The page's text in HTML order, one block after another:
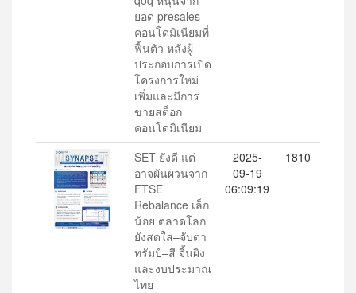
ยอด presales
คอนโดมิเนียมที่
ฟื้นตัว หลังผู้
ประกอบการเปิด
โครงการใหม่
เพิ่มและมีการ
ขายสต็อก
คอนโดมิเนียม
SET ยังดี แต่
อาจผันผวนจาก
FTSE
Rebalance เล็ก
น้อย ตลาดโลก
ยังสดใส–จับตา
ทรัมป์–สี จิ้นผิง
และงบประมาณ
ไทย
2025-
09-19
06:09:19
1810